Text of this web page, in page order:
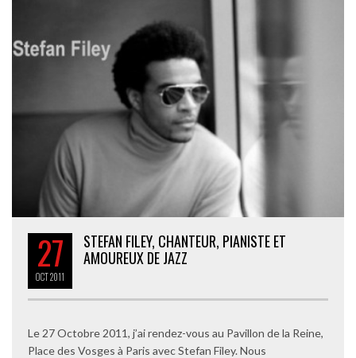
27
OCT2011
STEFAN FILEY, CHANTEUR, PIANISTE ET
AMOUREUX DE JAZZ
Le 27 Octobre 2011, j’ai rendez-vous au Pavillon de la Reine,
Place des Vosges à Paris avec Stefan Filey. Nous